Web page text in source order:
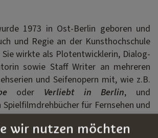
1973 in Ost-Berlin geboren und
und Regie an der Kunsthochschule
wirkte als Plotentwicklerin, Dialog-
sowie Staff Writer an mehreren
und Seifenopern mit, wie z.B.
oder Verliebt in Berlin, und
für Fernsehen und
arbeitet in Berlin als freiberufliche
wir nutzen möchten